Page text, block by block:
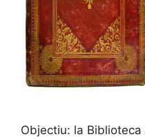
Objectiu: la